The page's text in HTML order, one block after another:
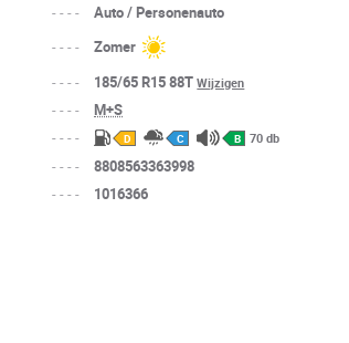
----
Auto / Personenauto
----
Zomer
---- 185/65 R15 88TWijzigen
----
M+S
---- D C B 70 db
----
8808563363998
---- 1016366